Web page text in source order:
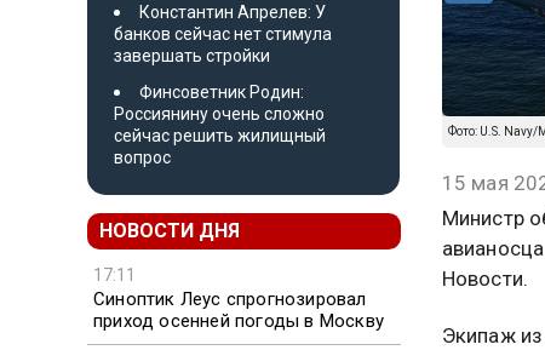
Константин Апрелев: У
банков сейчас нет стимула
завершать стройки
Финсоветник Родин:
Россиянину очень сложно
сейчас решить жилищный
вопрос
НОВОСТИ ДНЯ
17:11
Синоптик Леус спрогнозировал
приход осенней погоды в Москву
Фото: U.S.
15 мая
Министр
Новости.
Экипаж